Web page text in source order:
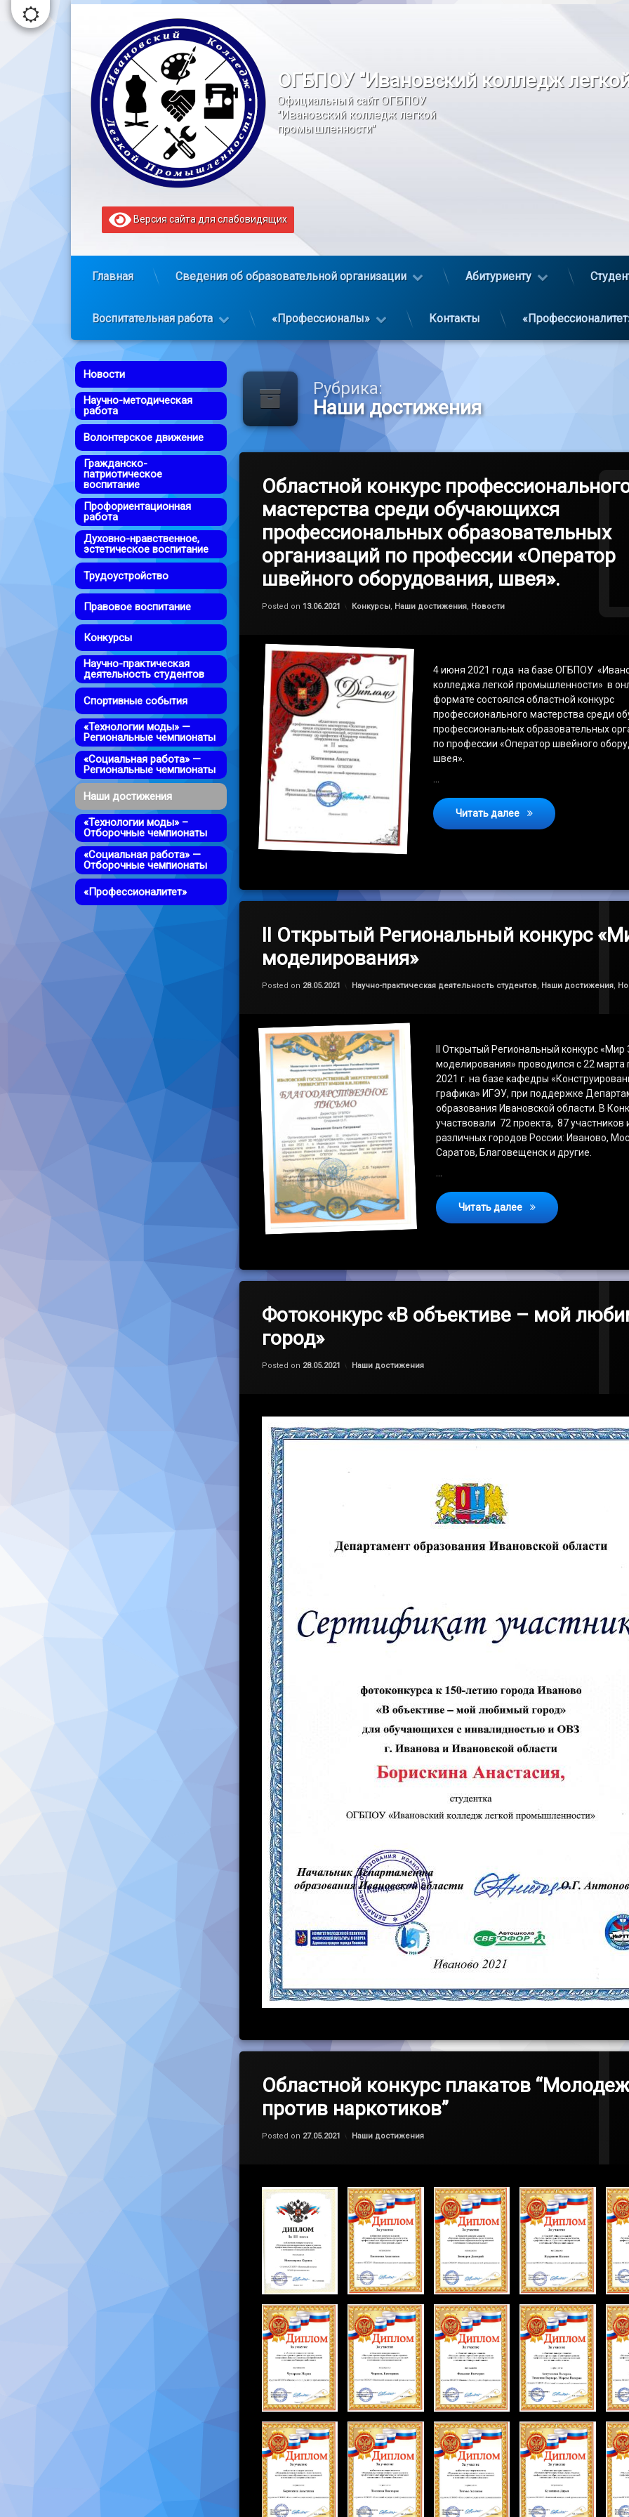
Перейти
содержимому
ОГБПОУ "Ивановский колледж
Официальный сайт ОГБПОУ
"Ивановский колледж легкой
промышленности"
Версия сайта для слабовидящих
Главная Сведения об образовательной организации Абитуриенту
Воспитательная работа «Профессионалы» Контакты
Рубрика:
Наши достижения
Областной конкурс
мастерства среди обучающихся
профессиональных образовательных
организаций по профессии «Оператор
швейного оборудования, швея».
Posted on 13.06.2021
Обновлено на
by
Категории:
Конкурсы, Наши достижения, Новости
4 июня 2021 года на базе ОГБПОУ
колледжа легкой промышленности» в
формате состоялся областной конкурс
профессионального мастерства среди
профессиональных образовательных
по профессии «Оператор швейного
швея».
Читать далее Областной конкурс
II Открытый Региональный конкурс
моделирования»
Posted on 28.05.2021
Обновлено на
by
Категории:
Научно-практическая деятельность студентов, Наши достижения,
II Открытый Региональный конкурс «Мир
моделирования» проводился с 22 марта
2021 г. на базе кафедры
графика» ИГЭУ, при поддержке
образования Ивановской области. В
участвовали 72 проекта, 87 участников
различных городов России: Иваново,
Саратов, Благовещенск и другие.
…
Читать далее II Открытый
Фотоконкурс «В объективе – мой
город»
Posted on 28.05.2021
Обновлено на
by
Категории:
Наши достижения
Областной конкурс плакатов
против наркотиков”
Posted on 27.05.2021
Обновлено на
by
Категории:
Наши достижения
Новости
Научно-методическая
работа
Волонтерское движение
Гражданско-
патриотическое
воспитание
Профориентационная
работа
Духовно-нравственное,
эстетическое воспитание
Трудоустройство
Правовое воспитание
Конкурсы
Научно-практическая
деятельность студентов
Спортивные события
«Технологии моды» —
Региональные чемпионаты
«Социальная работа» —
Региональные чемпионаты
Наши достижения
«Технологии моды» –
Отборочные чемпионаты
«Социальная работа» —
Отборочные чемпионаты
«Профессионалитет»